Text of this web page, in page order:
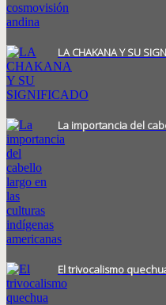
LA CHAKANA Y SU
La importancia del
El trivocalismo